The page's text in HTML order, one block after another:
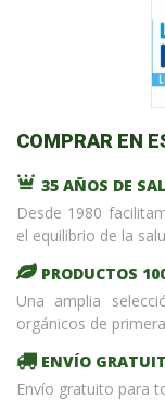
COMPRAR EN
35 AÑOS DE
Desde 1980
el equilibrio de la
PRODUCTOS
Una amplia
orgánicos de
ENVÍO
Envío gratuito para